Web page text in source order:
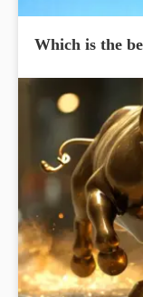
Which is the